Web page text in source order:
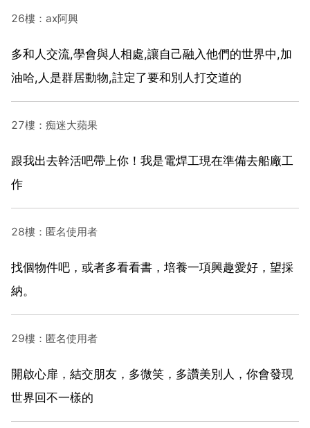
26樓：ax阿興
多和人交流,學會與人相處,讓自己融入他們的世界中,加
油哈,人是群居動物,註定了要和別人打交道的
27樓：痴迷大蘋果
跟我出去幹活吧帶上你！我是電焊工現在準備去船廠工
作
28樓：匿名使用者
找個物件吧，或者多看看書，培養一項興趣愛好，望採
納。
29樓：匿名使用者
開啟心扉，結交朋友，多微笑，多讚美別人，你會發現
世界回不一樣的